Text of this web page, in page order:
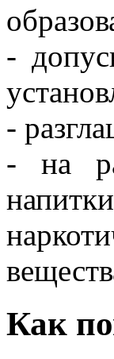
-
-
- на
Как